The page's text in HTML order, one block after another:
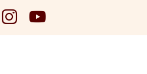
Zum
Inhalt Der knackige Po!